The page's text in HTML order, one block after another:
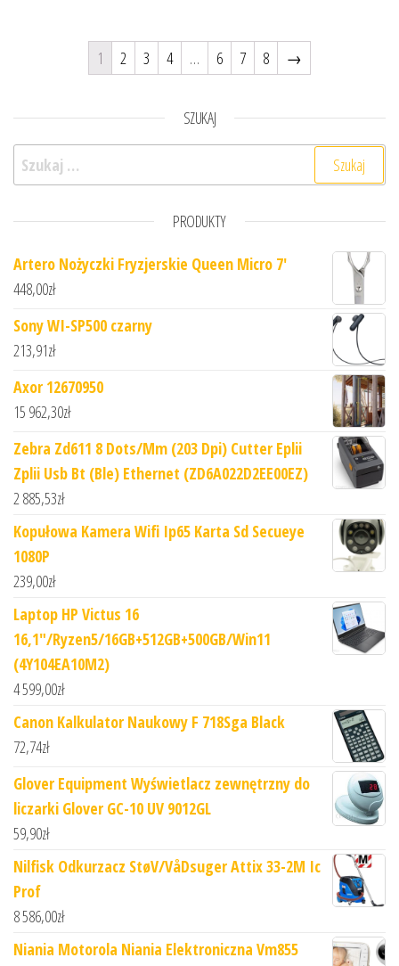
1 2 3 4 … 6 7 8 →
SZUKAJ
Szukaj:
PRODUKTY
Artero Nożyczki Fryzjerskie Queen Micro 7'
448,00zł
Sony WI-SP500 czarny
213,91zł
Axor 12670950
15 962,30zł
Zebra Zd611 8 Dots/Mm (203 Dpi) Cutter Eplii
Zplii Usb Bt (Ble) Ethernet (ZD6A022D2EE00EZ)
2 885,53zł
Kopułowa Kamera Wifi Ip65 Karta Sd Secueye
1080P
239,00zł
Laptop HP Victus 16
16,1"/Ryzen5/16GB+512GB+500GB/Win11
(4Y104EA10M2)
4 599,00zł
Canon Kalkulator Naukowy F 718Sga Black
72,74zł
Glover Equipment Wyświetlacz zewnętrzny do
liczarki Glover GC-10 UV 9012GL
59,90zł
Nilfisk Odkurzacz StøV/VåDsuger Attix 33-2M Ic
Prof
8 586,00zł
Niania Motorola Niania Elektroniczna Vm855